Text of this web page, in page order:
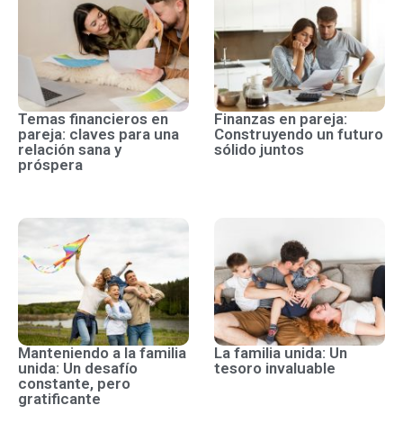
Temas financieros en
pareja: claves para una
relación sana y
próspera
Finanzas en pareja:
Construyendo un futuro
sólido juntos
Manteniendo a la familia
unida: Un desafío
constante, pero
gratificante
La familia unida: Un
tesoro invaluable